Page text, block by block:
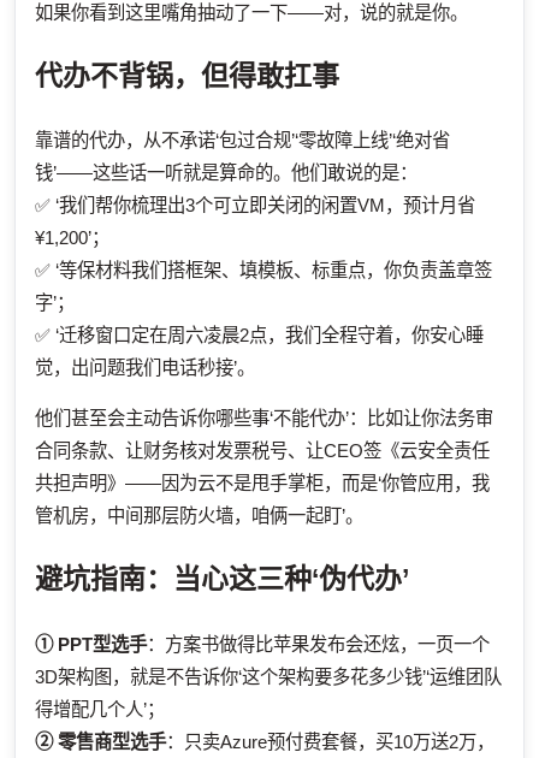
如果你看到这里嘴角抽动了一下——对，说的就是你。
代办不背锅，但得敢扛事
靠谱的代办，从不承诺‘包过合规’‘零故障上线’‘绝对省
钱’——这些话一听就是算命的。他们敢说的是：
✅ ‘我们帮你梳理出3个可立即关闭的闲置VM，预计月省
¥1,200’；
✅ ‘等保材料我们搭框架、填模板、标重点，你负责盖章签
字’；
✅ ‘迁移窗口定在周六凌晨2点，我们全程守着，你安心睡
觉，出问题我们电话秒接’。
他们甚至会主动告诉你哪些事‘不能代办’：比如让你法务审
合同条款、让财务核对发票税号、让CEO签《云安全责任
共担声明》——因为云不是甩手掌柜，而是‘你管应用，我
管机房，中间那层防火墙，咱俩一起盯’。
避坑指南：当心这三种‘伪代办’
① PPT型选手：方案书做得比苹果发布会还炫，一页一个
3D架构图，就是不告诉你‘这个架构要多花多少钱’‘运维团队
得增配几个人’；
② 零售商型选手：只卖Azure预付费套餐，买10万送2万，